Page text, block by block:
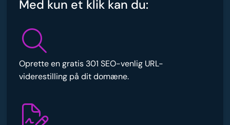
Med kun et klik kan du:
Oprette en gratis 301 SEO-venlig URL-
viderestilling på dit domæne.